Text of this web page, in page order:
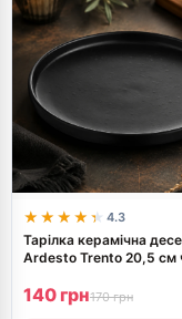
★★★★★
★★★★★ 4.3
Тарілка керамічна
Ardesto Trento 20,5 см
140 грн170 грн